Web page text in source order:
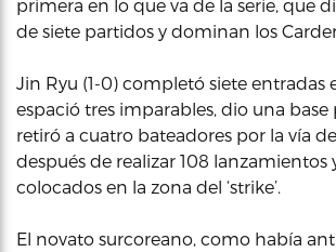
primera en lo que va de la serie, que
de siete partidos y dominan los
Jin Ryu (1-0) completó siete entradas
espació tres imparables, dio una base
retiró a cuatro bateadores por la vía
después de realizar 108 lanzamientos
colocados en la zona del ‘strike’.
El novato surcoreano, como había